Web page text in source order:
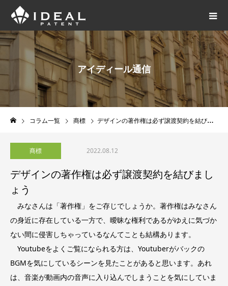
アイディール通信
コラム一覧 商標 デザインの著作権は必ず譲渡契約を結びましょう
商標 2022.08.12
デザインの著作権は必ず譲渡契約を結びまし
ょう
みなさんは「著作権」をご存じでしょうか。著作権はみなさん
の身近に存在している一方で、曖昧な権利であるがゆえに気づか
ない間に侵害しちゃっているなんてことも結構あります。
Youtubeをよくご覧になられる方は、Youtuberがバックの
BGMを気にしているシーンを見たことがあると思います。あれ
は、音楽が動画内の音声に入り込んでしまうことを気にしていま